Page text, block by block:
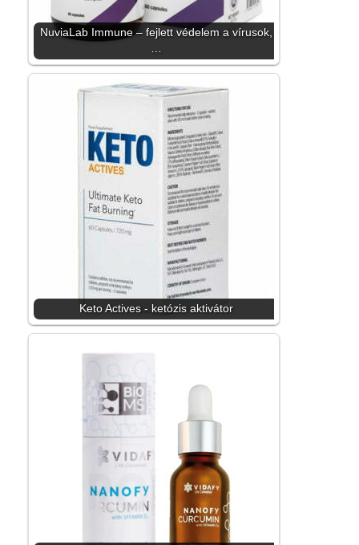
NuviaLab Immune – fejlett védelem a vírusok,
Keto Actives - ketózis aktivátor